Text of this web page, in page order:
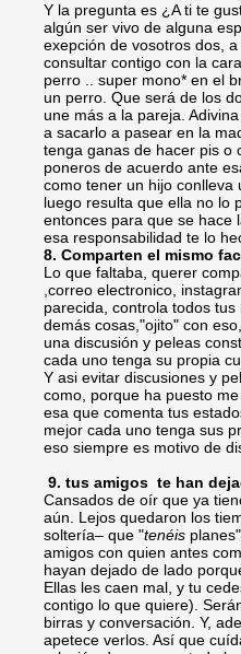
Y la pregunta es ¿A ti te
algún ser vivo de alguna
exepción de vosotros dos,
consultar contigo con la
perro .. super mono* en el
un perro. Que será de los
une más a la pareja.
a sacarlo a pasear en la
tenga ganas de hacer pis o
poneros de acuerdo ante
como tener un hijo conlleva
luego resulta que ella no lo
entonces para que se hace
esa responsabilidad te lo
8. Comparten el mismo
Lo que faltaba, querer
,correo electronico,
parecida, controla todos
demás cosas,"ojito" con
una discusión y peleas
cada uno tenga su propia
Y asi evitar discusiones y
como, porque ha puesto
esa que comenta tus
mejor cada uno tenga sus
eso siempre es motivo de
9. tus amigos te han
Cansados de oír que ya
aún. Lejos quedaron los
soltería– que "tenéis
amigos con quien antes
hayan dejado de lado
Ellas les caen mal, y tu
contigo lo que quiere).
birras y conversación. Y,
apetece verlos. Así que